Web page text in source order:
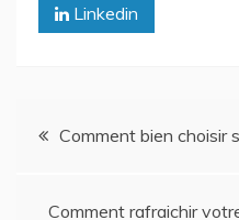
Linkedin
Navigation
Comment bien choisir
Comment rafraichir